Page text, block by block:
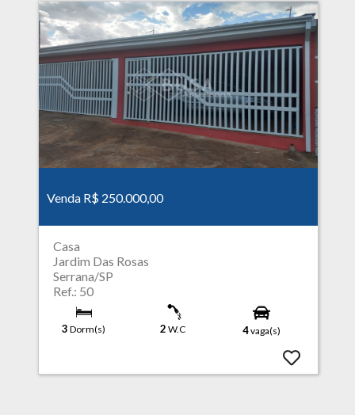
Venda R$ 250.000,00
Casa
Jardim Das Rosas
Serrana/SP
Ref.: 50
3 Dorm(s) 2 W.C 4vaga(s)